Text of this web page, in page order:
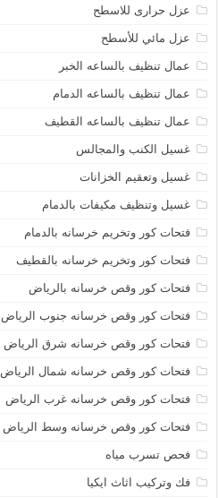
عزل حرارى للاسطح
عزل مائي للأسطح
عمال تنظيف بالساعه الخبر
عمال تنظيف بالساعه الدمام
عمال تنظيف بالساعه القطيف
غسيل الكنب والمجالس
غسيل وتعقيم الخزانات
غسيل وتنظيف مكيفات بالدمام
فتحات كور وتخريم خرسانه بالدمام
فتحات كور وتخريم خرسانه بالقطيف
فتحات كور وقص خرسانه بالرياض
فتحات كور وقص خرسانه جنوب الرياض
فتحات كور وقص خرسانه شرق الرياض
فتحات كور وقص خرسانه شمال الرياض
فتحات كور وقص خرسانه غرب الرياض
فتحات كور وقص خرسانه وسط الرياض
فحص تسرب مياه
فك وتركيب اثاث ايكيا